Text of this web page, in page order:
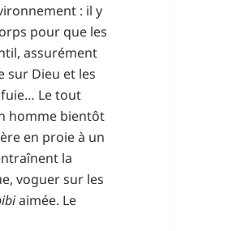
: il y
pour que les
assurément
sur Dieu et les
Le tout
homme bientôt
en proie à un
la
voguer sur les
aimée. Le